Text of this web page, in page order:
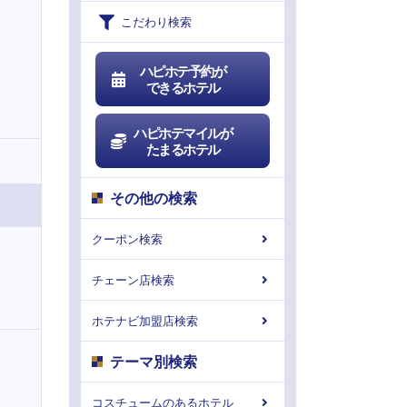
こだわり検索
ハピホテ予約が
できるホテル
ハピホテマイルが
たまるホテル
その他の検索
クーポン検索
チェーン店検索
ホテナビ加盟店検索
テーマ別検索
コスチュームのあるホテル